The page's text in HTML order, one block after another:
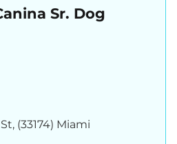
Sr. Dog
(33174) Miami